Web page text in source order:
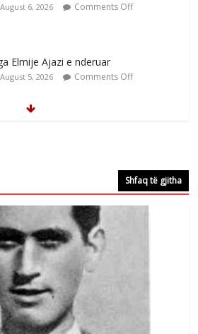
August 6, 2026 Comments Off
Elmije Ajazi e nderuar
August 5, 2026 Comments Off
Comments Off
Mentor Mushkolaj nderohet
mirenjohje nga Xhevdet Qeriqi Dega
në Fushë Kosovë
August 4, 2026 Comments Off
, pse të dua ty
August 8, 2026 Comments Off
Shfaq të gjitha